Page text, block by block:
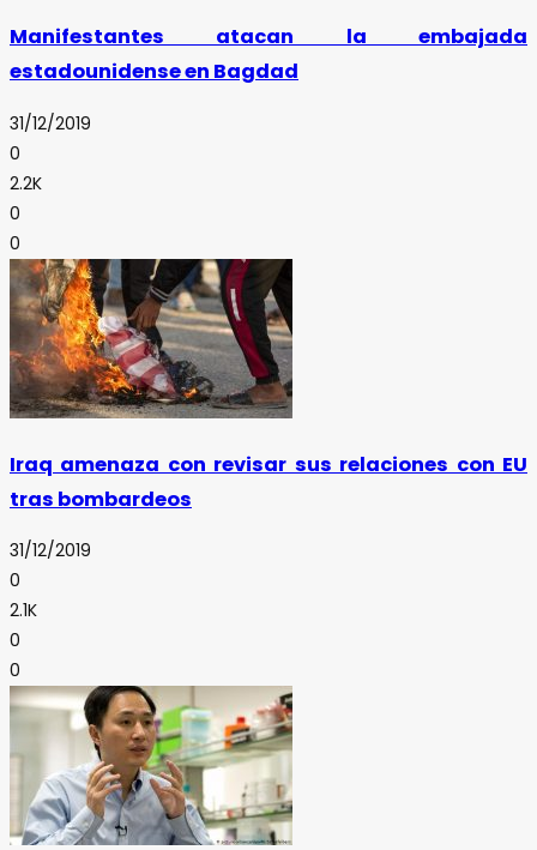
Manifestantes atacan la embajada
estadounidense en Bagdad
31/12/2019
0
2.2K
0
0
Iraq amenaza con revisar sus relaciones con EU
tras bombardeos
31/12/2019
0
2.1K
0
0